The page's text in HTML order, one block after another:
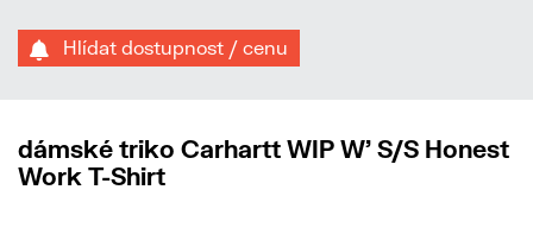
Hlídat dostupnost / cenu
dámské triko Carhartt WIP W' S/S Honest
Work T-Shirt